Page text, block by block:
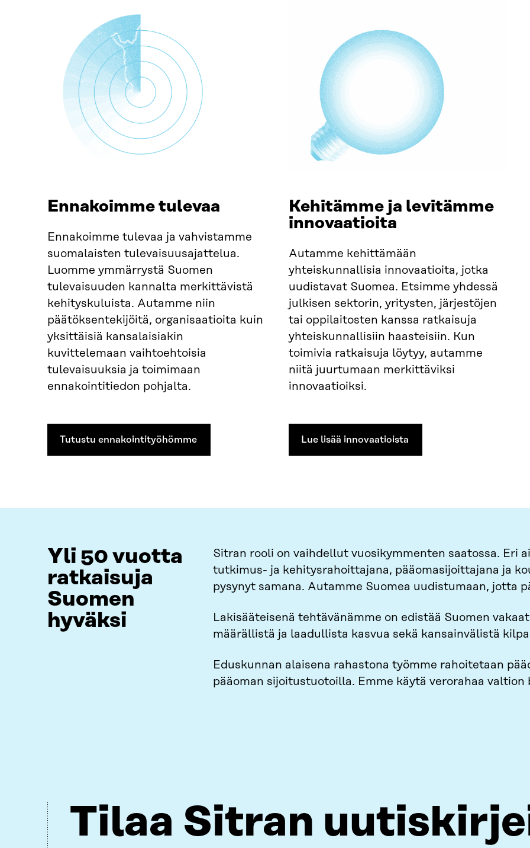
Ennakoimme tulevaa
Ennakoimme tulevaa ja vahvistamme
suomalaisten tulevaisuusajattelua.
Luomme ymmärrystä Suomen
tulevaisuuden kannalta merkittävistä
kehityskuluista. Autamme niin
päätöksentekijöitä, organisaatioita kuin
yksittäisiä kansalaisiakin
kuvittelemaan vaihtoehtoisia
tulevaisuuksia ja toimimaan
ennakointitiedon pohjalta.
Tutustu ennakointityöhömme
Kehitämme ja levitämme
innovaatioita
Autamme kehittämään
yhteiskunnallisia innovaatioita, jotka
uudistavat Suomea. Etsimme yhdessä
julkisen sektorin, yritysten, järjestöjen
tai oppilaitosten kanssa ratkaisuja
yhteiskunnallisiin haasteisiin. Kun
toimivia ratkaisuja löytyy, autamme
niitä juurtumaan merkittäviksi
innovaatioiksi.
Lue lisää innovaatioista
Yli 50 vuotta
ratkaisuja
Suomen
hyväksi
Sitran rooli on vaihdellut vuosikymmenten saatossa. Eri
tutkimus- ja kehitysrahoittajana, pääomasijoittajana ja
pysynyt samana. Autamme Suomea uudistumaan, jotta
Lakisääteisenä tehtävänämme on edistää Suomen
määrällistä ja laadullista kasvua sekä kansainvälistä
Eduskunnan alaisena rahastona työmme rahoitetaan
pääoman sijoitustuotoilla. Emme käytä verorahaa valtion
Tilaa Sitran